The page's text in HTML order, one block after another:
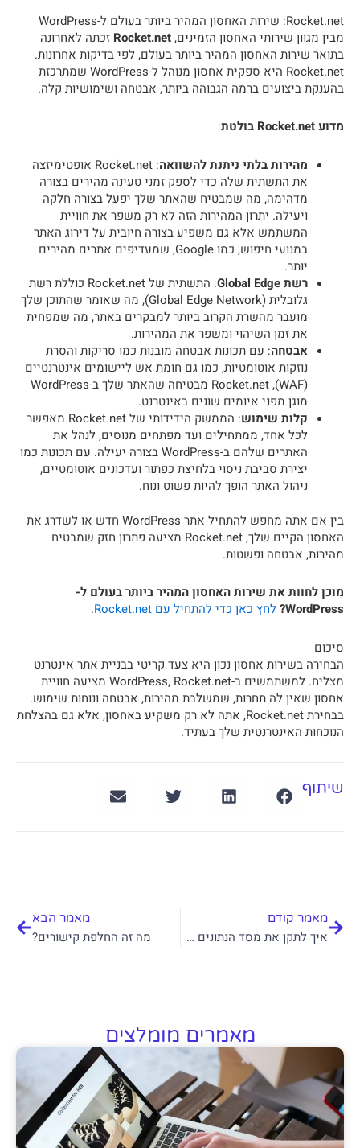
Rocket.net: שירות האחסון המהיר ביותר בעולם ל-WordPress
מבין מגוון שירותי האחסון הזמינים,Rocket.net זכתה לאחרונה
בתואר שירות האחסון המהיר ביותר בעולם, לפי בדיקות אחרונות.
Rocket.net היא ספקית אחסון מנוהל ל-WordPress שמתרכזת
בהענקת ביצועים ברמה הגבוהה ביותר, אבטחה ושימושיות קלה.
מדוע Rocket.net בולטת :
מהירות בלתי ניתנת להשוואה
: Rocket.net אופטימיזצה
את התשתית שלה כדי לספק זמני טעינה מהירים בצורה
מדהימה, מה שמבטיח שהאתר שלך יפעל בצורה חלקה
ויעילה. יתרון המהירות הזה לא רק משפר את חוויית
המשתמש אלא גם משפיע בצורה חיובית על דירוג האתר
במנועי חיפוש, כמו Google, שמעדיפים אתרים מהירים
יותר.
רשת Global Edge
: התשתית של Rocket.net כוללת רשת
גלובלית (Global Edge Network), מה שאומר שהתוכן שלך
מועבר מהשרת הקרוב ביותר למבקרים באתר, מה שמפחית
את זמן השיהוי ומשפר את המהירות.
אבטחה: עם תכונות אבטחה מובנות כמו סריקות והסרת
נוזקות אוטומטיות, כמו גם חומת אש ליישומים אינטרנטיים
(WAF), Rocket.net מבטיחה שהאתר שלך ב-WordPress
מוגן מפני איומים שונים באינטרנט.
קלות שימוש
: הממשק הידידותי של Rocket.net מאפשר
לכל אחד, ממתחילים ועד מפתחים מנוסים, לנהל את
האתרים שלהם ב-WordPress בצורה יעילה. עם תכונות כמו
יצירת סביבת ניסוי בלחיצת כפתור ועדכונים אוטומטיים,
ניהול האתר הופך להיות פשוט ונוח.
בין אם אתה מחפש להתחיל אתר WordPress חדש או לשדרג את
האחסון הקיים שלך, Rocket.net מציעה פתרון חזק שמבטיח
מהירות, אבטחה ופשטות.
מוכן לחוות את שירות האחסון המהיר ביותר בעולם ל-
WordPress? לחץ כאן כדי להתחיל עם Rocket.net .
סיכום
הבחירה בשירות אחסון נכון היא צעד קריטי בבניית אתר אינטרנט
מצליח. למשתמשים ב-WordPress, Rocket.net מציעה חוויית
אחסון שאין לה תחרות, שמשלבת מהירות, אבטחה ונוחות שימוש.
בבחירת Rocket.net, אתה לא רק משקיע באחסון, אלא גם בהצלחת
הנוכחות האינטרנטית שלך בעתיד.
שיתוף
מאמר קודם
איך לתקן את מסד הנתונים בוורדפרס
מאמר הבא
מה זה החלפת קישורים?
מאמרים מומלצים